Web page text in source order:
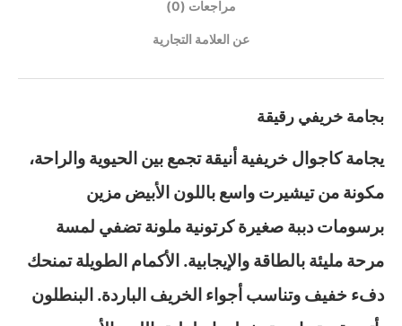
مراجعات (0)
عن العلامة التجارية
بجامة خريفي رقيقة
يجامة كاجوال خريفية أنيقة تجمع بين الحيوية والراحة،
مكونة من تيشيرت واسع باللون الأبيض مزين
برسومات دببة صغيرة كرتونية ملونة تضفي لمسة
مرحة مليئة بالطاقة والإيجابية. الأكمام الطويلة تمنحك
دفء خفيف وتناسب أجواء الخريف الباردة. البنطلون